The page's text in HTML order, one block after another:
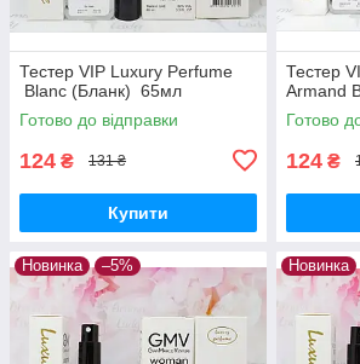
Тестер VIP Luxury Perfume
Blanc (Бланк) 65мл
Готово до відправки
124 ₴ 131 ₴
Купити
Тестер
Armand
Готово
124 ₴
Новинка –5% Новинка